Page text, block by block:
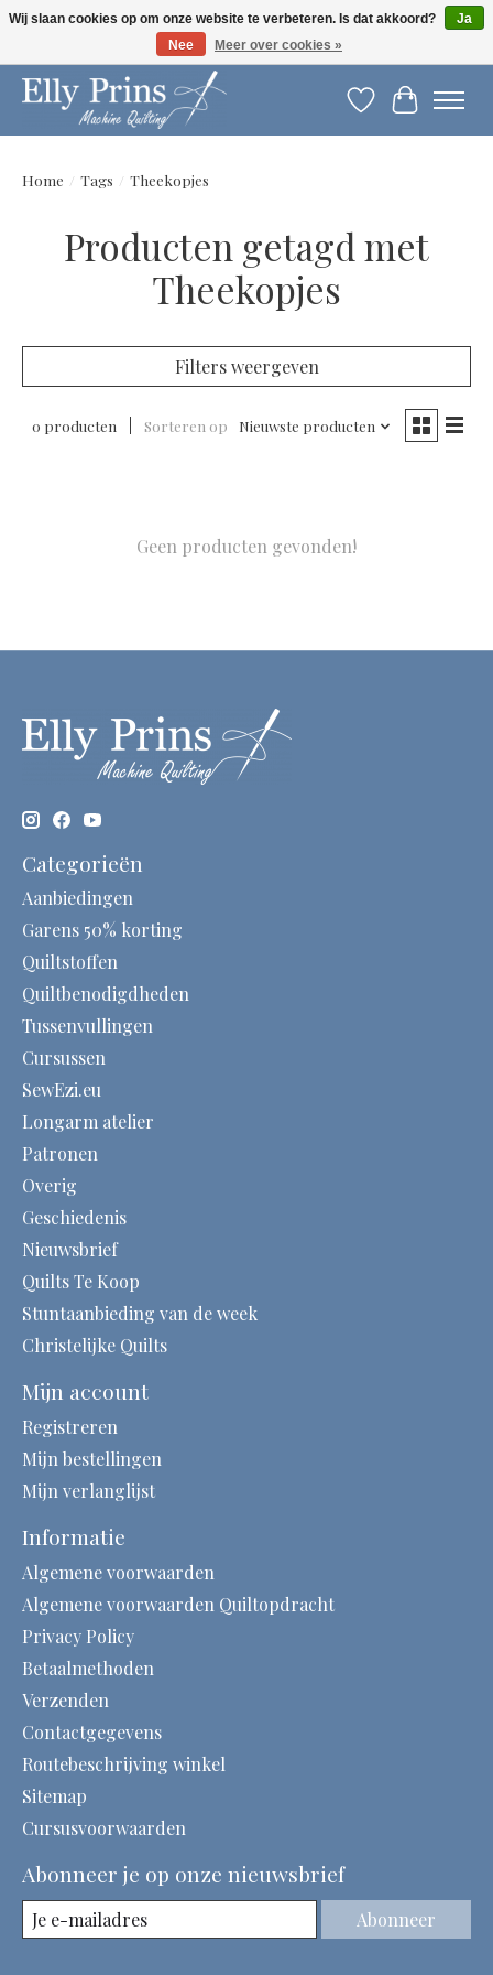
Let op: gewijzigde openingstijden!
Verlanglijst
Home / Tags / Theekopjes
Producten getagd met
Theekopjes
Filters weergeven
0 producten Sorteren op Nieuwste producten
Geen producten gevonden!
Categorieën
Aanbiedingen
Garens 50% korting
Quiltstoffen
Quiltbenodigdheden
Tussenvullingen
Cursussen
SewEzi.eu
Longarm atelier
Patronen
Overig
Geschiedenis
Nieuwsbrief
Quilts Te Koop
Stuntaanbieding van de week
Christelijke Quilts
Mijn account
Registreren
Mijn bestellingen
Mijn verlanglijst
Informatie
Algemene voorwaarden
Algemene voorwaarden Quiltopdracht
Privacy Policy
Betaalmethoden
Verzenden
Contactgegevens
Routebeschrijving winkel
Sitemap
Cursusvoorwaarden
Abonneer je op onze nieuwsbrief
Abonneer
Wij slaan cookies op om onze website te verbeteren. Is dat akkoord?
Ja
Nee
Meer over cookies »